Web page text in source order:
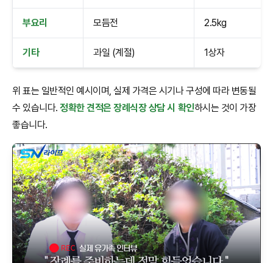
부요리 모듬전 2.5kg
기타 과일 (계절) 1상자
위 표는 일반적인 예시이며, 실제 가격은 시기나 구성에 따라 변동될
수 있습니다.정확한 견적은 장례식장 상담 시 확인하시는 것이 가장
좋습니다.